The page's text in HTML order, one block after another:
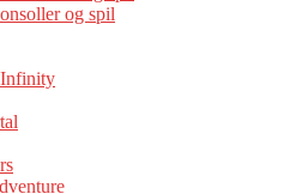
og spil
Infinity